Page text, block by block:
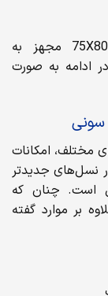
علاوه بر این‌ها، تلویزیون سونی مدل 75X80K مجهز به
ادامه به صورت
مختلف، امکانات
نسل‌های جدیدتر
است. چنان که
بر موارد گفته